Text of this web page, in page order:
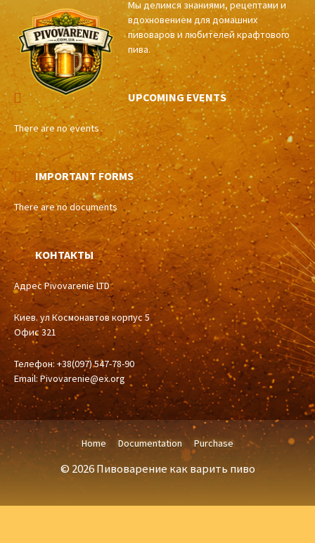
Мы делимся знаниями, рецептами и
вдохновением для домашних
пивоваров и любителей крафтового
пива.
UPCOMING EVENTS
There are no events
IMPORTANT FORMS
There are no documents
КОНТАКТЫ
Адрес Pivovarenie LTD
Киев. ул Космонавтов корпус 5
Офис 321
Телефон: +38(097) 547-78-90
Email: Pivovarenie@ex.org
Home Documentation Purchase
© 2026 Пивоварение как варить пиво